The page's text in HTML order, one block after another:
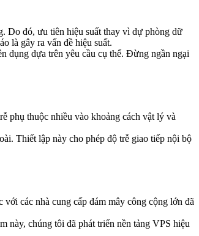
Do đó, ưu tiên hiệu suất thay vì dự phòng dữ
là gây ra vấn đề hiệu suất.
dụng dựa trên yêu cầu cụ thể. Đừng ngần ngại
phụ thuộc nhiều vào khoảng cách vật lý và
Thiết lập này cho phép độ trễ giao tiếp nội bộ
các nhà cung cấp đám mây công cộng lớn đã
này, chúng tôi đã phát triển nền tảng VPS hiệu